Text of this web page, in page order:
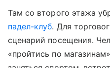
Там со второго этажа
падел-клуб. Для
сценарий посещения.
«пройтись по